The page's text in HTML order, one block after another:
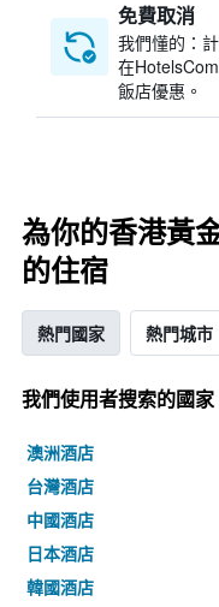
免費取消
我們懂的：
在
飯店優惠。
為你的香港黃
的住宿
熱門國家 熱門城市
我們使用者搜索的國家
澳洲酒店
台灣酒店
中國酒店
日本酒店
韓國酒店